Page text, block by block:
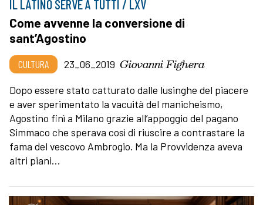
IL LATINO SERVE A TUTTI / LXV
Come avvenne la conversione di
sant’Agostino
CULTURA 23_06_2019 Giovanni Fighera
Dopo essere stato catturato dalle lusinghe del piacere
e aver sperimentato la vacuità del manicheismo,
Agostino finì a Milano grazie all’appoggio del pagano
Simmaco che sperava così di riuscire a contrastare la
fama del vescovo Ambrogio. Ma la Provvidenza aveva
altri piani…